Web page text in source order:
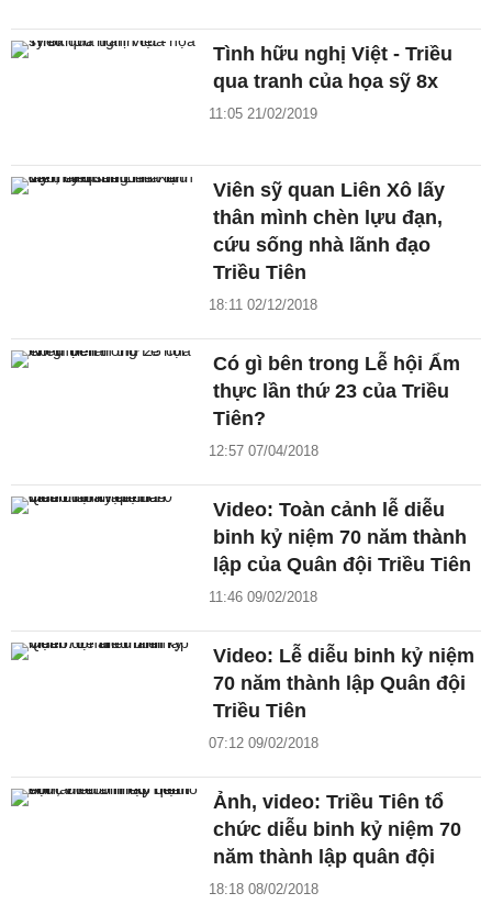
Tình hữu nghị Việt - Triều
qua tranh của họa sỹ 8x
11:05 21/02/2019
Viên sỹ quan Liên Xô lấy
thân mình chèn lựu đạn,
cứu sống nhà lãnh đạo
Triều Tiên
18:11 02/12/2018
Có gì bên trong Lễ hội Ẩm
thực lần thứ 23 của Triều
Tiên?
12:57 07/04/2018
Video: Toàn cảnh lễ diễu
binh kỷ niệm 70 năm thành
lập của Quân đội Triều Tiên
11:46 09/02/2018
Video: Lễ diễu binh kỷ niệm
70 năm thành lập Quân đội
Triều Tiên
07:12 09/02/2018
Ảnh, video: Triều Tiên tổ
chức diễu binh kỷ niệm 70
năm thành lập quân đội
18:18 08/02/2018